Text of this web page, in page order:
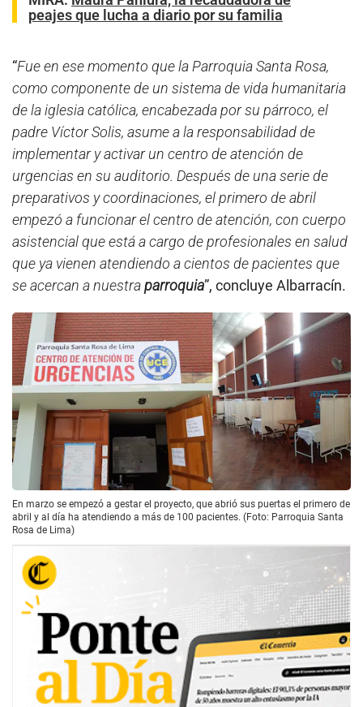
peajes que lucha a diario por su familia
“Fue en ese momento que la Parroquia Santa Rosa,
como componente de un sistema de vida humanitaria
de la iglesia católica, encabezada por su párroco, el
padre Víctor Solis, asume a la responsabilidad de
implementar y activar un centro de atención de
urgencias en su auditorio. Después de una serie de
preparativos y coordinaciones, el primero de abril
empezó a funcionar el centro de atención, con cuerpo
asistencial que está a cargo de profesionales en salud
que ya vienen atendiendo a cientos de pacientes que
se acercan a nuestraparroquia”, concluye Albarracín.
En marzo se empezó a gestar el proyecto, que abrió sus puertas el primero de
abril y al día ha atendiendo a más de 100 pacientes. (Foto: Parroquia Santa
Rosa de Lima)